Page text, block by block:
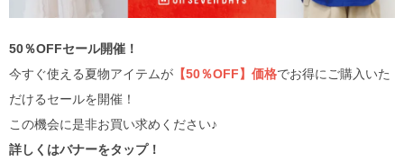
50％OFFセール開催！
今すぐ使える夏物アイテムが 【50％OFF】価格でお得にご購入いた
だけるセールを開催！
この機会に是非お買い求めください♪
詳しくはバナーをタップ！